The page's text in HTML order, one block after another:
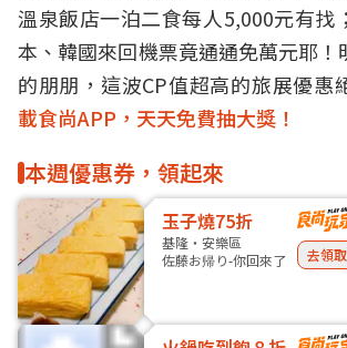
溫泉飯店一泊二食每人5,000元有找
本、韓國來回機票竟通通免萬元耶！
的朋朋，這波CP值超高的旅展優惠
載食尚APP，天天免費抽大獎！
本週優惠券，領起來
玉子燒75折
基隆・安樂區
佐藤お帰り-你回來了
去領取